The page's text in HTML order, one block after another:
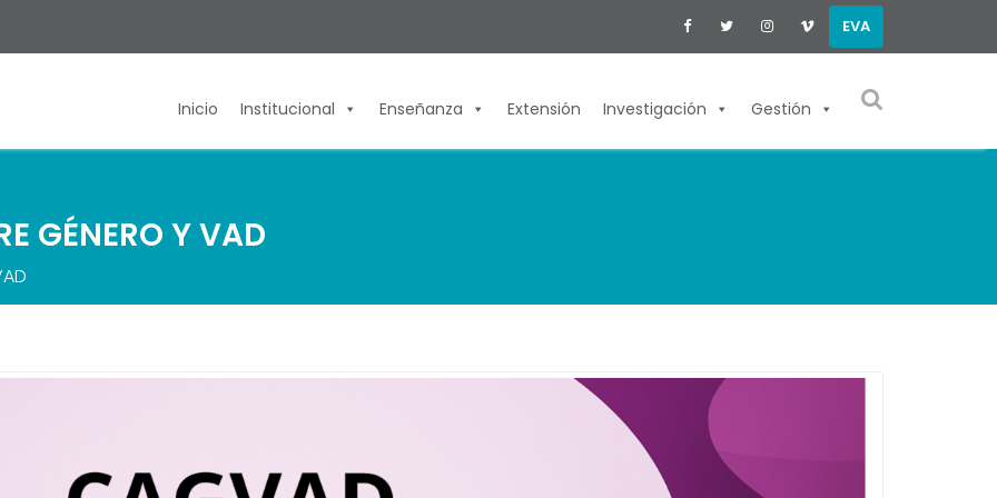
EVA
Inicio Institucional Enseñanza Extensión Investigación Gestión
GÉNERO Y VAD